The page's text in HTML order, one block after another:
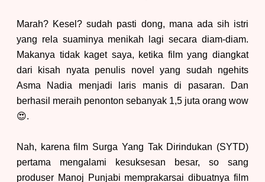
Marah? Kesel? sudah pasti dong, mana ada sih istri
yang rela suaminya menikah lagi secara diam-diam.
Makanya tidak kaget saya, ketika film yang diangkat
dari kisah nyata penulis novel yang sudah ngehits
Asma Nadia menjadi laris manis di pasaran. Dan
berhasil meraih penonton sebanyak 1,5 juta orang wow
😍.
Nah, karena film Surga Yang Tak Dirindukan (SYTD)
pertama mengalami kesuksesan besar, so sang
produser Manoj Punjabi memprakarsai dibuatnya film